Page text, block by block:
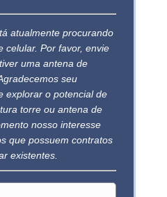
atualmente procurando
celular. Por favor, envie
uma antena de
seu
explorar o potencial de
torre ou antena de
nosso interesse
que possuem contratos
existentes.